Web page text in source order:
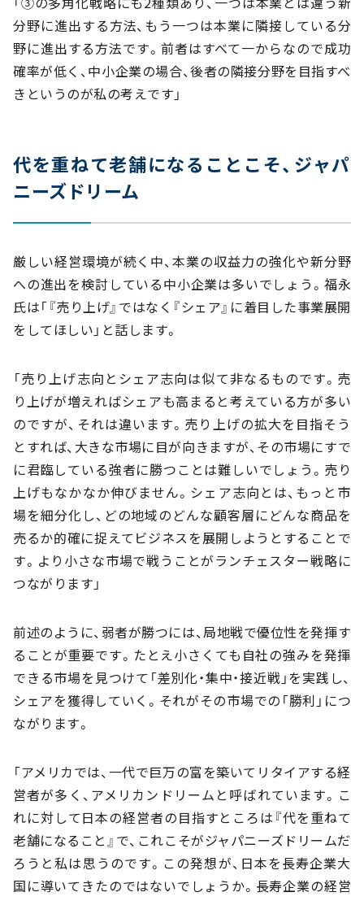
分野に進出する方法、もう一つは本業に隣接している分
野に進出する方法です。前者はすべて一からなので成功
確率が低く、中小企業の場合、後者の隣接分野を目指すべ
きというのが私の考えです」
代を重ねて老舗になることこそ、ジャパ
ニーズドリーム
厳しい経営環境が続く中、本業の収益力の強化や新分野
への進出を検討している中小企業は多いでしょう。福永
氏は「『売り上げ』ではなく『シェア』に着目した事業展開
をしてほしい」と話します。
「売り上げ志向とシェア志向は似て非なるものです。売
り上げが増えればシェアも高まると考えている方が多い
のですが、それは違います。売り上げの拡大を目指そう
とすれば、大きな市場に目が向きますが、その市場にすで
に君臨している強者に勝つことは難しいでしょう。売り
上げもなかなか伸びません。シェア志向とは、もっと市
場を細分化し、どの地域のどんな顧客層にどんな商品を
売るか的確に捉えてビジネスを展開しようとすることで
す。より小さな市場で戦うことがランチェスター戦略に
つながります」
前述のように、弱者が勝つには、局地戦で優位性を発揮す
ることが重要です。たとえ小さくても自社の強みを発揮
できる市場を見つけて「差別化・集中・接近戦」を実践し、
シェアを獲得していく。それがその市場での「勝利」につ
ながります。
「アメリカでは、一代で巨万の富を築いてリタイアする経
営者が多く、アメリカンドリームと呼ばれています。こ
れに対して日本の経営者の目指すところは『代を重ねて
老舗になること』で、これこそがジャパニーズドリームだ
ろうと私は思うのです。この発想が、日本を長寿企業大
国に導いてきたのではないでしょうか。長寿企業の経営